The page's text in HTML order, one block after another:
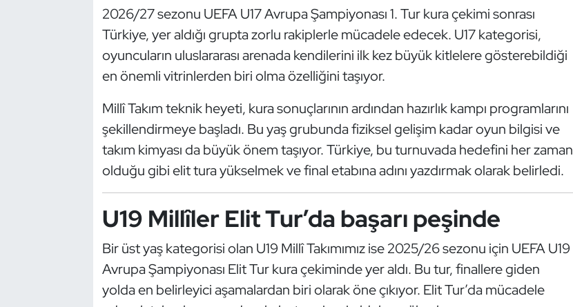
2026/27 sezonu UEFA U17 Avrupa Şampiyonası 1. Tur kura çekimi sonrası
Türkiye, yer aldığı grupta zorlu rakiplerle mücadele edecek. U17 kategorisi,
oyuncuların uluslararası arenada kendilerini ilk kez büyük kitlelere gösterebildiği
en önemli vitrinlerden biri olma özelliğini taşıyor.
Millî Takım teknik heyeti, kura sonuçlarının ardından hazırlık kampı programlarını
şekillendirmeye başladı. Bu yaş grubunda fiziksel gelişim kadar oyun bilgisi ve
takım kimyası da büyük önem taşıyor. Türkiye, bu turnuvada hedefini her zaman
olduğu gibi elit tura yükselmek ve final etabına adını yazdırmak olarak belirledi.
U19 Millîler Elit Tur’da başarı peşinde
Bir üst yaş kategorisi olan U19 Millî Takımımız ise 2025/26 sezonu için UEFA U19
Avrupa Şampiyonası Elit Tur kura çekiminde yer aldı. Bu tur, finallere giden
yolda en belirleyici aşamalardan biri olarak öne çıkıyor. Elit Tur’da mücadele
Kano ve Rafting
Modern Pentatlon